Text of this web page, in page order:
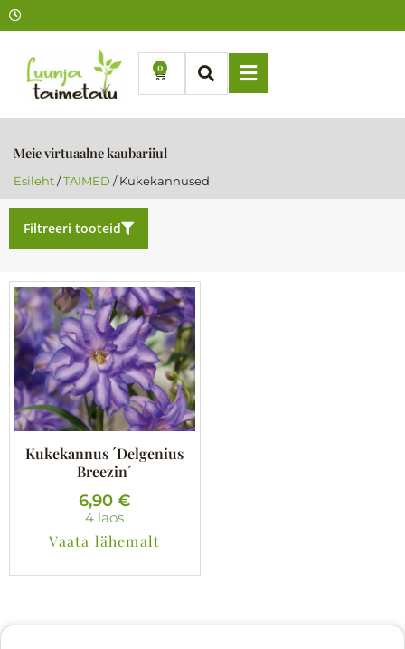
Skip
to
content
0
Cart
Meie virtuaalne kaubariiul
Esileht/TAIMED / Kukekannused
Filtreeri tooteid
Kukekannus ´Delgenius
Breezin´
6,90€
4 laos
Vaata lähemalt